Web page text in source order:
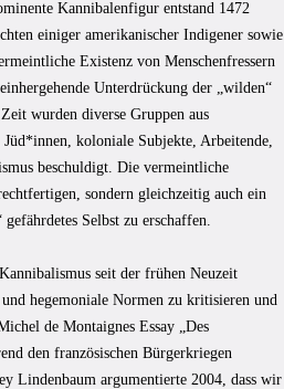
Kannibalenfigur entstand 1472
einiger amerikanischer Indigener sowie
Existenz von Menschenfressern
Unterdrückung der „wilden“
wurden diverse Gruppen aus
koloniale Subjekte, Arbeitende,
beschuldigt. Die vermeintliche
sondern gleichzeitig auch ein
Selbst zu erschaffen.
seit der frühen Neuzeit
hegemoniale Normen zu kritisieren und
de Montaignes Essay „Des
den französischen Bürgerkriegen
Lindenbaum argumentierte 2004, dass wir